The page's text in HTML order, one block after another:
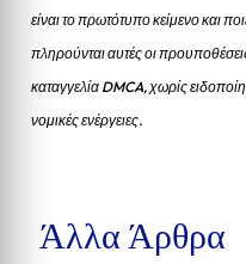
είναι το πρωτότυπο κείμενο και
πληρούνται αυτές οι
καταγγελία DMCA, χωρίς
νομικές ενέργειες.
Άλλα Άρθρα